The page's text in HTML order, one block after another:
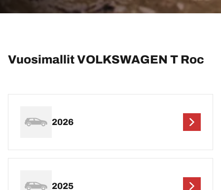
Vuosimallit VOLKSWAGEN T Roc
2026
2025